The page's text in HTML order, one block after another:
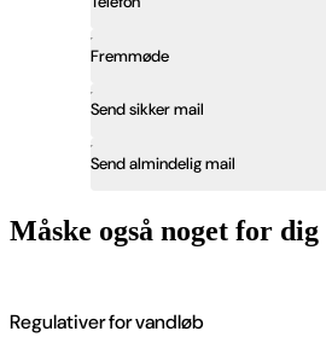
Fremmøde
Send sikker mail
Send almindelig mail
Måske også noget for dig
Regulativer for vandløb